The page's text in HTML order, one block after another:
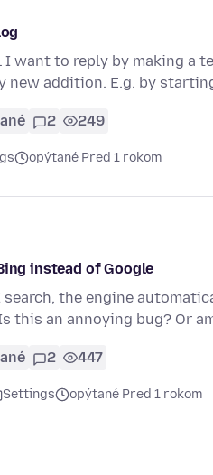
I want to reply by making a
addition. E.g. by
2 249
opýtané Pred 1 rokom
instead of Google
the engine
this an annoying bug? Or
2 447
Settings opýtané Pred 1 rokom